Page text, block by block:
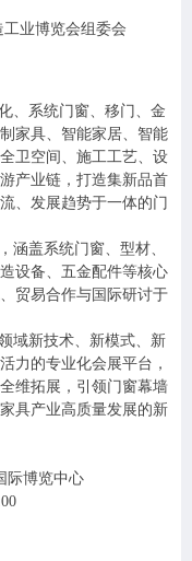
业博览会组委会
、系统门窗、移门、金
家具、智能家居、智能
卫空间、施工工艺、设
产业链，打造集新品首
、发展趋势于一体的门
涵盖系统门窗、型材、
设备、五金配件等核心
贸易合作与国际研讨于
域新技术、新模式、新
力的专业化会展平台，
维拓展，引领门窗幕墙
具产业高质量发展的新
际博览中心